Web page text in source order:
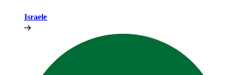
Israele​​